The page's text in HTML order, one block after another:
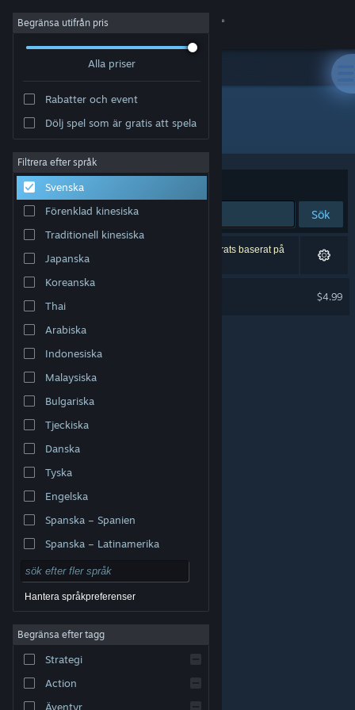
Logga in
Om
Support
Byt språk
Skaffa Steams mobilapp
Se skrivbordswebbplats
varumärken tillhör respektive ägare i USA och andra
Tillgänglighet
Återbetalningar|
Begränsa utifrån pris
Alla priser
Rabatter och event
Dölj spel som är gratis att spela
Filtrera efter språk
Svenska
Förenklad kinesiska
Traditionell kinesiska
Japanska
Koreanska
Thai
Arabiska
Indonesiska
Malaysiska
Bulgariska
Tjeckiska
Danska
Tyska
Engelska
Spanska – Spanien
Spanska – Latinamerika
Hantera språkpreferenser
Begränsa efter tagg
Strategi
Action
Äventyr
Utvecklare: Among Giants
Sortera efter Relevans
Sök
1 träff matchade din sökning. 5 titlar har exkluderats baserat på
dina preferenser.
$4.99